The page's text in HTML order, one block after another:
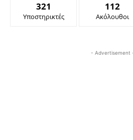
321
Υποστηρικτές
112
Ακόλουθοι
- Advertisement